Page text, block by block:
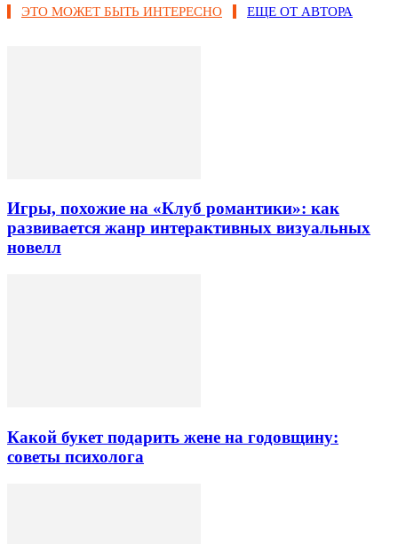
ЭТО МОЖЕТ БЫТЬ ИНТЕРЕСНО ЕЩЕ ОТ АВТОРА
Игры, похожие на «Клуб романтики»: как
развивается жанр интерактивных визуальных
новелл
Какой букет подарить жене на годовщину:
советы психолога